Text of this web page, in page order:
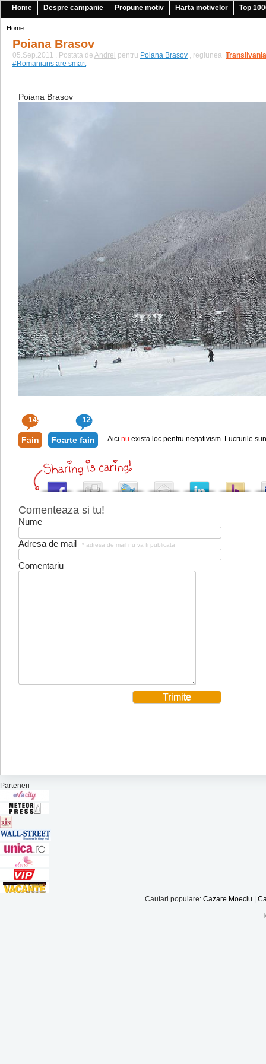
Home Despre campanie Propune motiv Harta motivelor Top
Home
Poiana Brasov
05.Sep.2011 . Postata de Andrei pentru Poiana Brasov , regiunea Transilvania
|
#Romanians are smart
Poiana Brasov
145 121
Fain Foarte fain - Aici nu exista loc pentru negativism. Lucrurile
Comenteaza si tu!
Nume
Adresa de mail * adresa de mail nu va fi publicata
Comentariu
Parteneri
Cautari populare: Cazare Moeciu